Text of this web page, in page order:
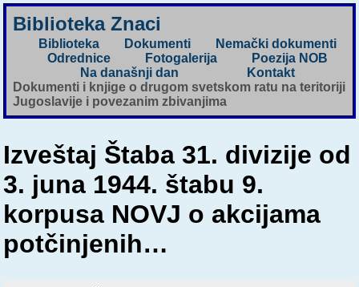
Biblioteka Znaci
Biblioteka Dokumenti
Nemački dokumenti
Odrednice
Fotogalerija
Poezija NOB
Na današnji dan
Kontakt
Dokumenti i knjige o drugom svetskom ratu na teritoriji
Jugoslavije i povezanim zbivanjima
Izveštaj Štaba 31. divizije od
3. juna 1944. štabu 9.
korpusa NOVJ o akcijama
potčinjenih…